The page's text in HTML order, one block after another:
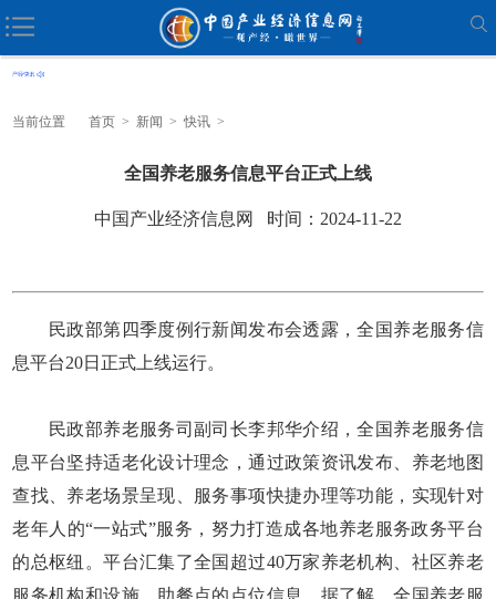
当前位置 首页 > 新闻 > 快讯 >
全国养老服务信息平台正式上线
中国产业经济信息网 时间：2024-11-22
民政部第四季度例行新闻发布会透露，全国养老服务信
息平台20日正式上线运行。
民政部养老服务司副司长李邦华介绍，全国养老服务信
息平台坚持适老化设计理念，通过政策资讯发布、养老地图
查找、养老场景呈现、服务事项快捷办理等功能，实现针对
老年人的“一站式”服务，努力打造成各地养老服务政务平台
的总枢纽。平台汇集了全国超过40万家养老机构、社区养老
服务机构和设施、助餐点的点位信息。据了解，全国养老服